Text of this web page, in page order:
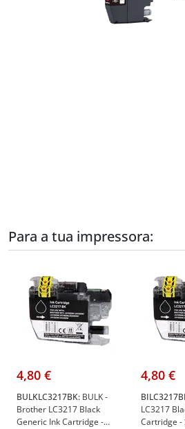
Para a tua impressora:
4,80 €
BULKLC3217BK: BULK -
Brother LC3217 Black
Generic Ink Cartridge -
4,80 €
LC3217
Cartridge -